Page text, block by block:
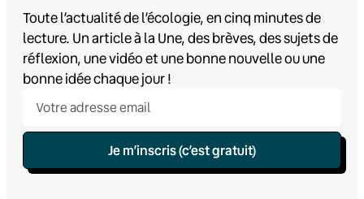
Toute l’actualité de l’écologie, en cinq minutes de
lecture. Un article à la Une, des brèves, des sujets de
réflexion, une vidéo et une bonne nouvelle ou une
bonne idée chaque jour !
Je m’inscris (c’est gratuit)